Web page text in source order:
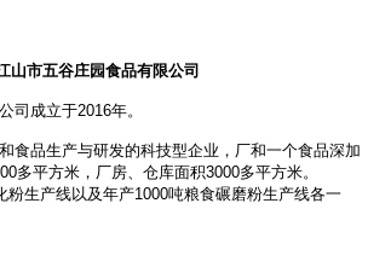
山市五谷庄园食品有限公司
司成立于2016年。
食品生产与研发的科技型企业，厂和一个食品深加
多平方米，厂房、仓库面积3000多平方米。
粉生产线以及年产1000吨粮食碾磨粉生产线各一